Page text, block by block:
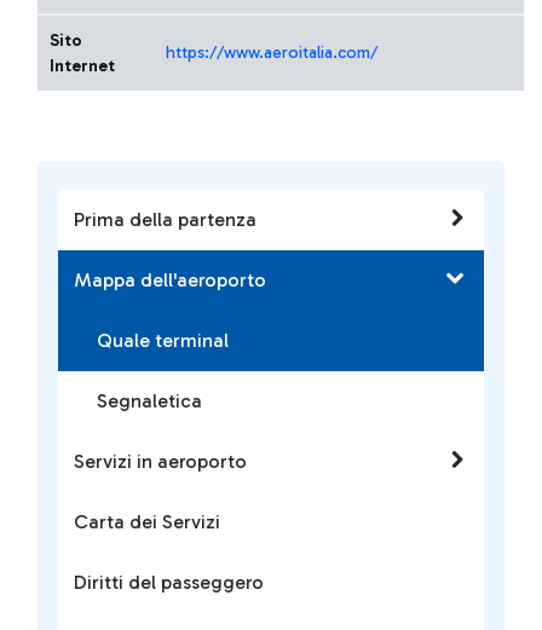
Prima della partenza
Mappa dell'aeroporto
Quale terminal
Segnaletica
Servizi in aeroporto
Carta dei Servizi
Diritti del passeggero
Sito
Internet
https://www.aeroitalia.com/